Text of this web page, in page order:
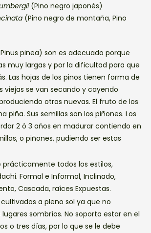
(Pino negro japonés)
(Pino negro de montaña, Pino
pinea) son es adecuado porque
muy largas y por la dificultad para que
Las hojas de los pinos tienen forma de
viejas se van secando y cayendo
otras nuevas. El fruto de los
piña. Sus semillas son los piñones. Los
2 ó 3 años en madurar contiendo en
o piñones, pudiendo ser estas
prácticamente todos los estilos,
Formal e Informal, Inclinado,
Cascada, raíces Expuestas.
a pleno sol ya que no
sombríos. No soporta estar en el
o tres días, por lo que se le debe